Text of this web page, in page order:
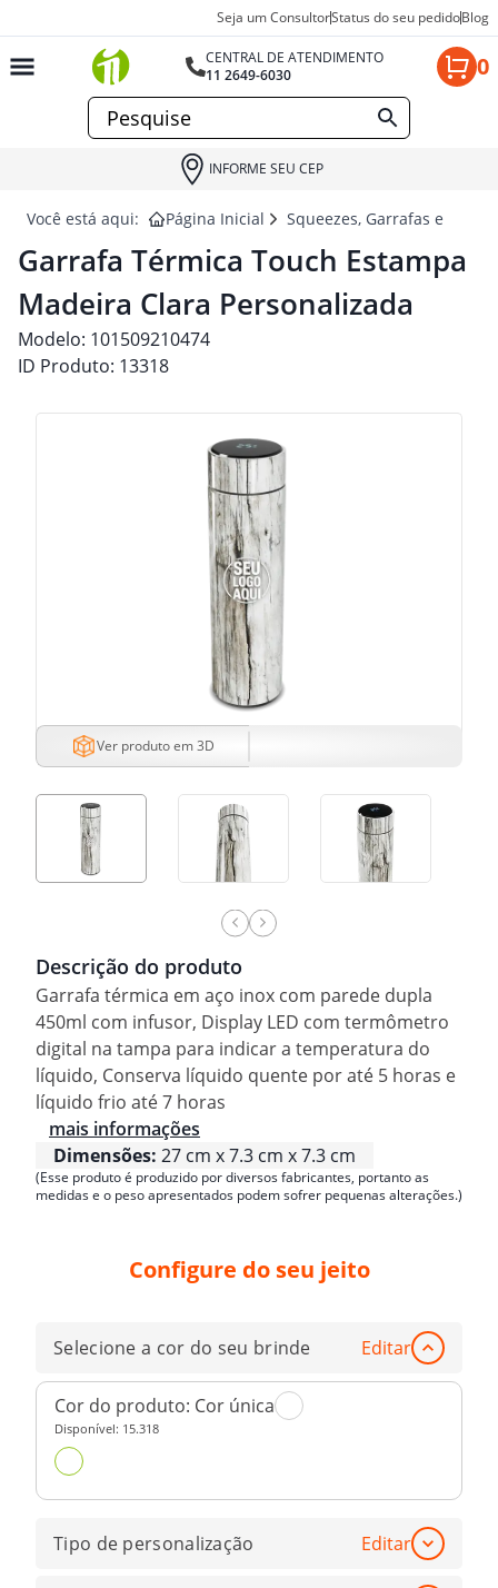
Seja um ConsultorStatus do seu pedidoBlog
CENTRAL DE ATENDIMENTO
11 2649-6030
0
INFORME SEU CEP
Você está aqui: Página Inicial Squeezes, Garrafas e
Garrafa Térmica Touch Estampa
Madeira Clara Personalizada
Modelo: 101509210474
ID Produto: 13318
Ver produto em 3D
Descrição do produto
Garrafa térmica em aço inox com parede dupla
450ml com infusor, Display LED com termômetro
digital na tampa para indicar a temperatura do
líquido, Conserva líquido quente por até 5 horas e
líquido frio até 7 horas
mais informações
Dimensões: 27 cm x 7.3 cm x 7.3 cm
(Esse produto é produzido por diversos fabricantes, portanto as
medidas e o peso apresentados podem sofrer pequenas alterações.)
Configure do seu jeito
Selecione a cor do seu brinde Editar
Cor do produto: Cor única
Disponível: 15.318
Tipo de personalização Editar